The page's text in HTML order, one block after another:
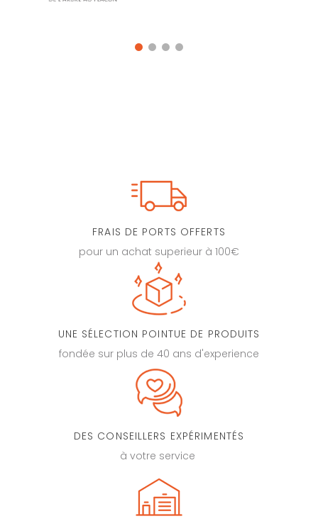
FRAIS DE PORTS OFFERTS
pour un achat superieur à 100€
UNE SÉLECTION POINTUE DE PRODUITS
fondée sur plus de 40 ans d'experience
DES CONSEILLERS EXPÉRIMENTÉS
à votre service